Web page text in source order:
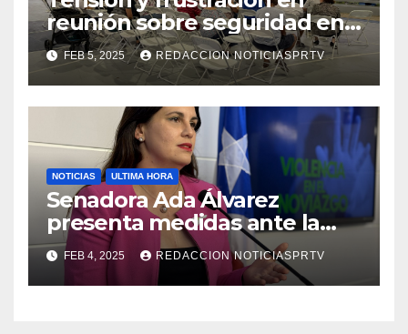
reunión sobre seguridad en
Reparto Metropolitano
FEB 5, 2025 REDACCION NOTICIASPRTV
NOTICIAS ULTIMA HORA
Senadora Ada Álvarez
presenta medidas ante la
violencia en el noviazgo
FEB 4, 2025 REDACCION NOTICIASPRTV